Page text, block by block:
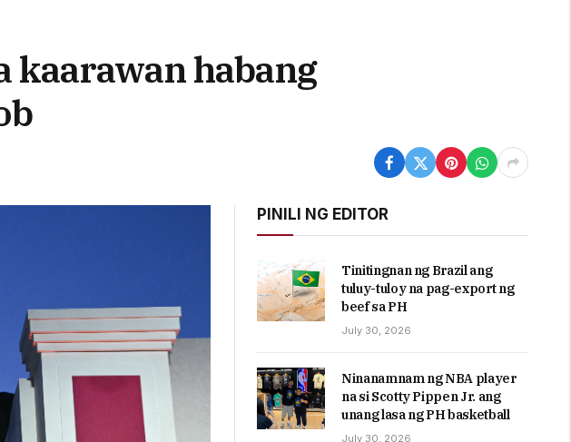
kaarawan habang
PINILI NG EDITOR
Tinitingnan ng Brazil ang
tuluy-tuloy na pag-export ng
beef sa PH
July 30, 2026
Ninanamnam ng NBA player
na si Scotty Pippen Jr. ang
unang lasa ng PH basketball
July 30, 2026